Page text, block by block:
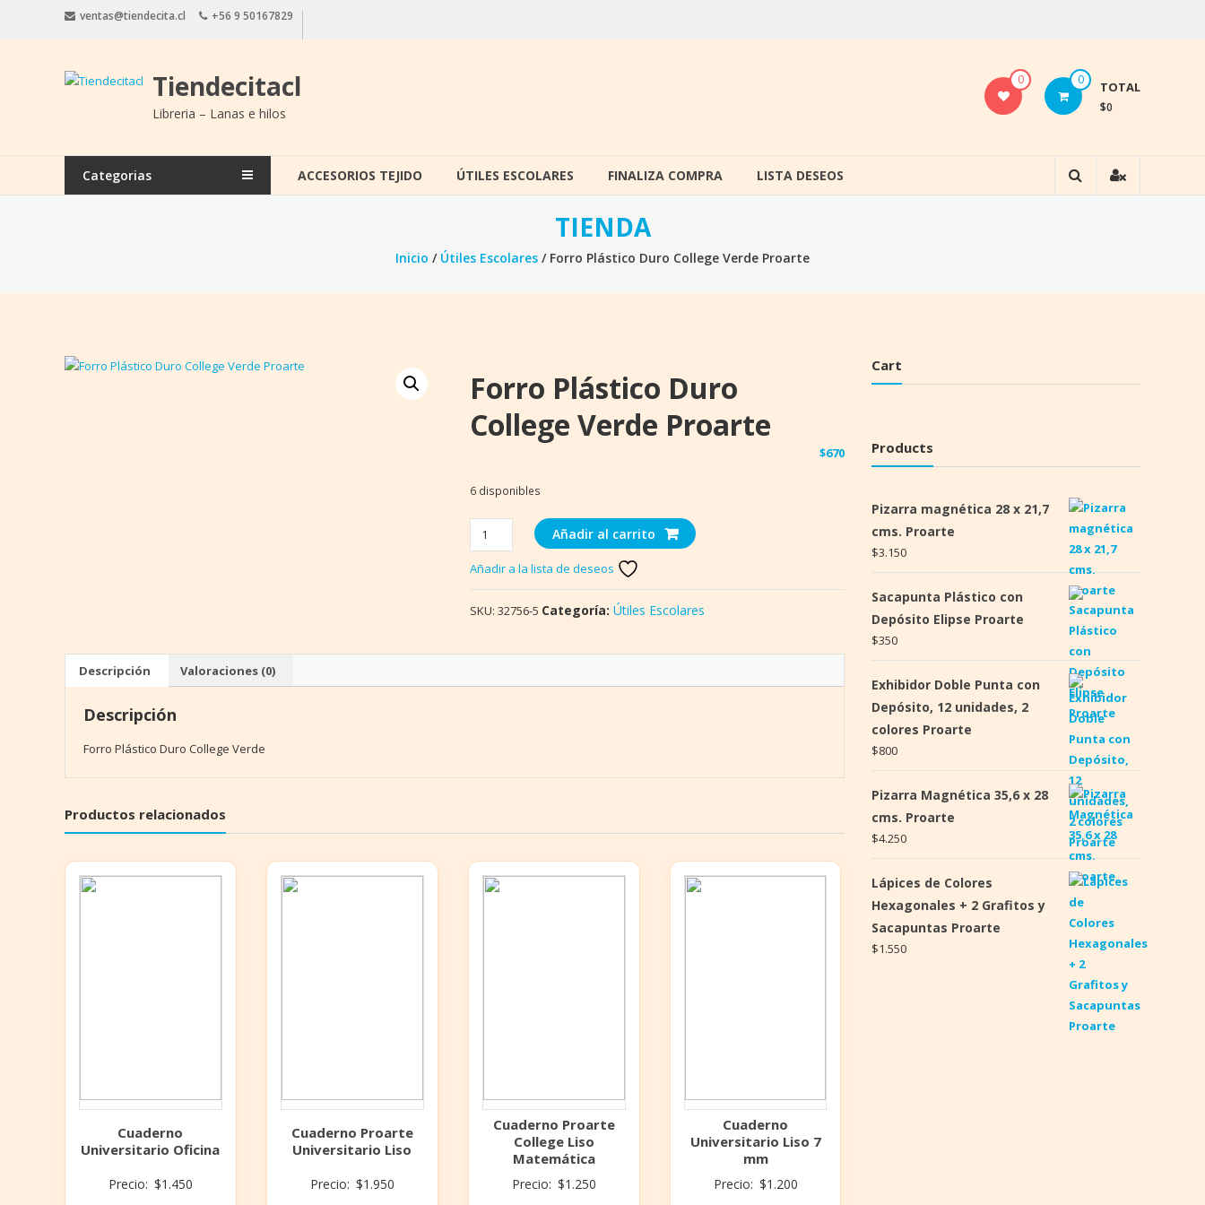
ventas@tiendecita.cl +56 9 50167829
Tiendecitacl
Libreria – Lanas e hilos
0 0 TOTAL
$0
Categorias ACCESORIOS TEJIDO ÚTILES ESCOLARES FINALIZA COMPRA LISTA DESEOS
TIENDA
Inicio / Útiles Escolares / Forro Plástico Duro College Verde Proarte
Forro Plástico Duro
College Verde Proarte
$670
6 disponibles
Forro
Plástico
Duro
College
Verde
cantidad
Añadir al carrito
Añadir a la lista de deseos
SKU:32756-5 Categoría:Útiles Escolares
Descripción Valoraciones (0)
Descripción
Forro Plástico Duro College Verde
Productos relacionados
Cuaderno
Universitario Oficina
Precio: $1.450
Cuaderno Proarte
Universitario Liso
Precio: $1.950
Cuaderno Proarte
College Liso
Matemática
Precio: $1.250
Cuaderno
Universitario Liso 7
mm
Precio: $1.200
Cart
Products
Pizarra magnética 28 x 21,7
cms. Proarte
$3.150
Sacapunta Plástico con
Depósito Elipse Proarte
$350
Exhibidor Doble Punta con
Depósito, 12 unidades, 2
colores Proarte
$800
Pizarra Magnética 35,6 x 28
cms. Proarte
$4.250
Lápices de Colores
Hexagonales + 2 Grafitos y
Sacapuntas Proarte
$1.550